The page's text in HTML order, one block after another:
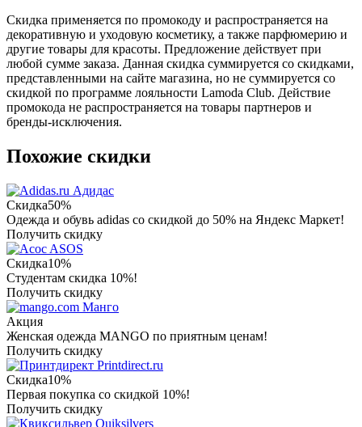
Скидка применяется по промокоду и распространяется на
декоративную и уходовую косметику, а также парфюмерию и
другие товары для красоты. Предложение действует при
любой сумме заказа. Данная скидка суммируется со скидками,
представленными на сайте магазина, но не суммируется со
скидкой по программе лояльности Lamoda Club. Действие
промокода не распространяется на товары партнеров и
бренды-исключения.
Похожие скидки
Адидас
Скидка50%
Одежда и обувь adidas со скидкой до 50% на Яндекс Маркет!
Получить скидку
ASOS
Скидка10%
Студентам скидка 10%!
Получить скидку
Манго
Акция
Женская одежда MANGO по приятным ценам!
Получить скидку
Printdirect.ru
Скидка10%
Первая покупка со скидкой 10%!
Получить скидку
Quiksilvers